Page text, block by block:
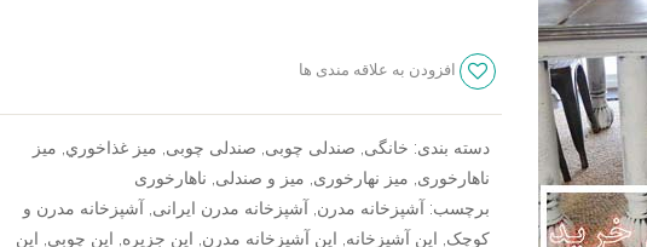
افزودن به علاقه مندی ها
دسته بندی: خانگی صندلی چوبی صندلی چوبی ميز غذاخوري میز
ناهارخوری میز نهارخوری میز و صندلی ناهارخوری
برچسب: آشپزخانه مدرن آشپزخانه مدرن ایرانی آشپزخانه مدرن و
کوچک اپن آشپزخانه اپن آشپزخانه مدرن اپن جزیره اپن چوبی اپن